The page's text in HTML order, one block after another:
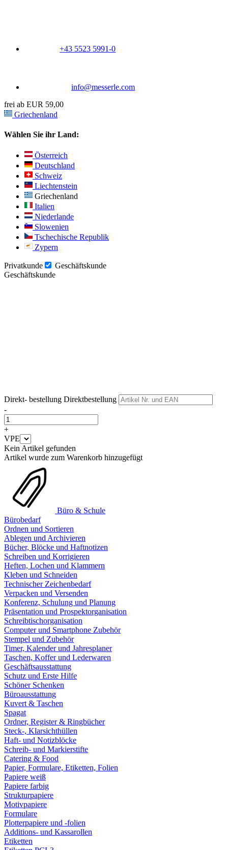
+43 5523 5991-0
info@messerle.com
frei ab EUR 59,00
Griechenland
Wählen Sie ihr Land:
Österreich
Deutschland
Schweiz
Liechtenstein
Griechenland
Italien
Niederlande
Slowenien
Tschechische Republik
Zypern
Privatkunde
Geschäftskunde
Geschäftskunde
Direkt- bestellung Direktbestellung
-
+
VPE
Kein Artikel gefunden
Artikel wurde zum Warenkorb hinzugefügt
Büro & Schule
Bürobedarf
Ordnen und Sortieren
Ablegen und Archivieren
Bücher, Blöcke und Haftnotizen
Schreiben und Korrigieren
Heften, Lochen und Klammern
Kleben und Schneiden
Technischer Zeichenbedarf
Verpacken und Versenden
Konferenz, Schulung und Planung
Präsentation und Prospektorganisation
Schreibtischorganisation
Computer und Smartphone Zubehör
Stempel und Zubehör
Timer, Kalender und Jahresplaner
Taschen, Koffer und Lederwaren
Geschäftsausstattung
Schutz und Erste Hilfe
Schöner Schenken
Büroausstattung
Kuvert & Taschen
Spagat
Ordner, Register & Ringbücher
Steck-, Klarsichthüllen
Haft- und Notizblöcke
Schreib- und Markierstifte
Catering & Food
Papier, Formulare, Etiketten, Folien
Papiere weiß
Papiere farbig
Strukturpapiere
Motivpapiere
Formulare
Plotterpapiere und -folien
Additions- und Kassarollen
Etiketten